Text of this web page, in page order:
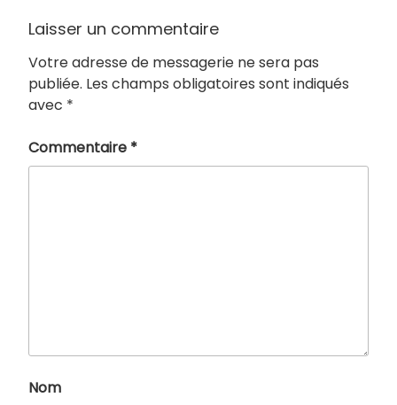
Laisser un commentaire
Votre adresse de messagerie ne sera pas
publiée. Les champs obligatoires sont indiqués
avec *
Commentaire *
Nom